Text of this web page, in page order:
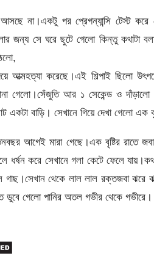
না।একটু পর প্রেগন্যান্সি টেস্ট করে
জন্য সে ঘরে ছুটে গেলো কিন্তু
আত্মহত্যা করেছে।এই শিল্পাই ছিলো
গেলো।সেঁজুতি আর ১ সেকেন্ড ও দাঁড়ালো
একটা বাড়ি। সেখানে গিয়ে দেখা গেলো
আগেই মারা গেছে।এক বৃষ্টির রাতে জবা
ধর্ষন করে সেখানে গলা কেটে ফেলে
থেকে লাল লাল রক্তজবা ঝরে
গেলো পানির অতল গভীর থেকে গভীরে।